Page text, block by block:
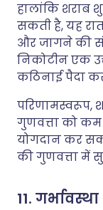
हालांकि शराब
सकती है, यह
और जागने की
निकोटीन एक
कठिनाई पैदा
परिणामस्वरूप,
गुणवत्ता को
योगदान कर
की गुणवत्ता में
11. गर्भावस्था